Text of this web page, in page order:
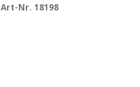
Art-Nr. 18198